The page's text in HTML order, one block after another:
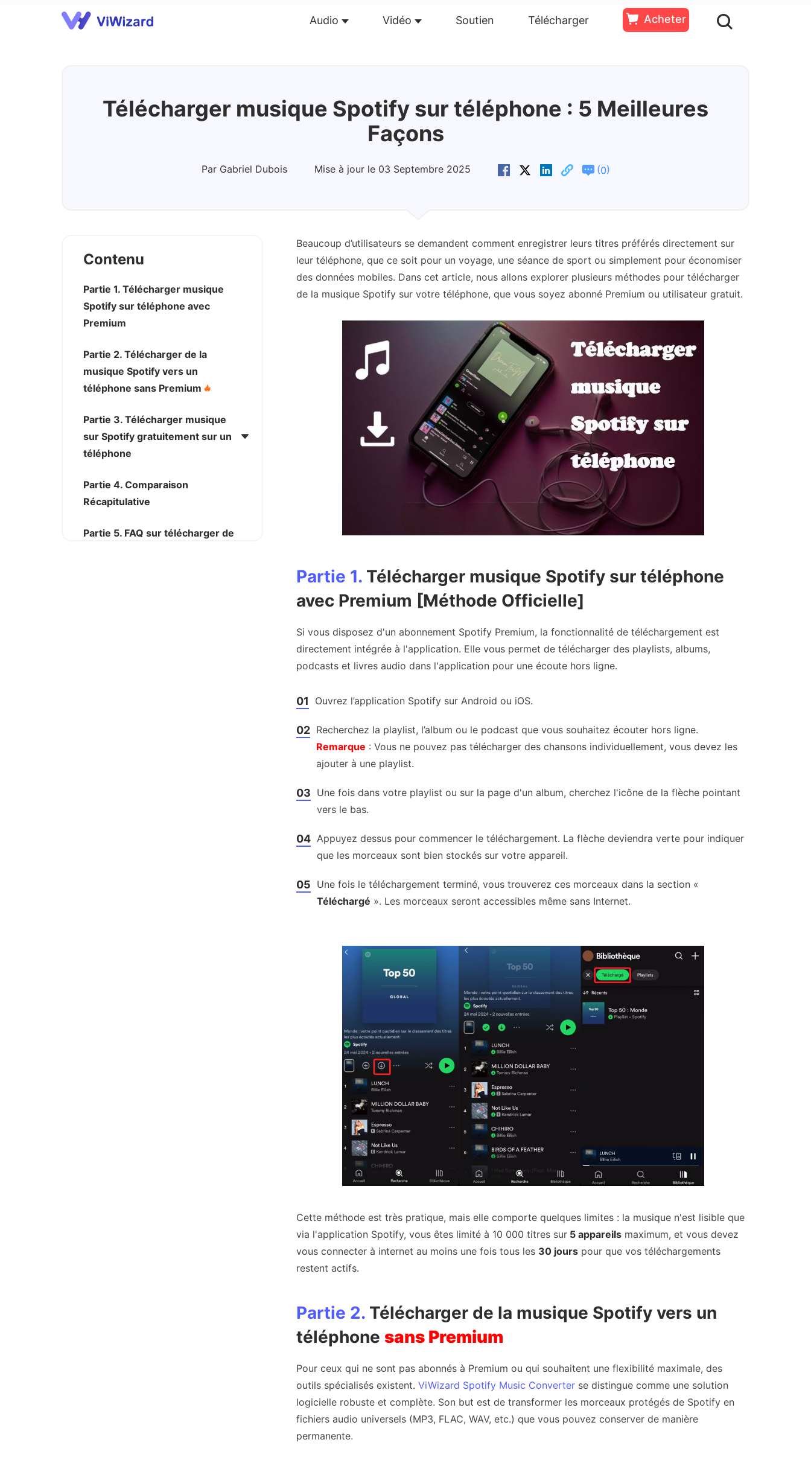
Audio Vidéo Soutien Télécharger Acheter
Essai
Acheter
Télécharger musique Spotify sur téléphone : 5 Meilleures
Façons
Par Gabriel Dubois Mise à jour le 03 Septembre 2025 (0)
Contenu
Partie 1. Télécharger musique
Spotify sur téléphone avec
Premium
Partie 2. Télécharger de la
musique Spotify vers un
téléphone sans Premium
Partie 3. Télécharger musique
sur Spotify gratuitement sur un
téléphone
Partie 4. Comparaison
Récapitulative
Partie 5. FAQ sur télécharger de
Beaucoup d’utilisateurs se demandent comment enregistrer leurs titres préférés directement sur
leur téléphone, que ce soit pour un voyage, une séance de sport ou simplement pour économiser
des données mobiles. Dans cet article, nous allons explorer plusieurs méthodes pour télécharger
de la musique Spotify sur votre téléphone, que vous soyez abonné Premium ou utilisateur gratuit.
Partie 1. Télécharger musique Spotify sur téléphone
avec Premium [Méthode Officielle]
Si vous disposez d'un abonnement Spotify Premium, la fonctionnalité de téléchargement est
directement intégrée à l'application. Elle vous permet de télécharger des playlists, albums,
podcasts et livres audio dans l'application pour une écoute hors ligne.
01 Ouvrez l’application Spotify sur Android ou iOS.
02 Recherchez la playlist, l’album ou le podcast que vous souhaitez écouter hors ligne.
Remarque : Vous ne pouvez pas télécharger des chansons individuellement, vous devez les
ajouter à une playlist.
03 Une fois dans votre playlist ou sur la page d'un album, cherchez l'icône de la flèche pointant
vers le bas.
04 Appuyez dessus pour commencer le téléchargement. La flèche deviendra verte pour indiquer
que les morceaux sont bien stockés sur votre appareil.
05 Une fois le téléchargement terminé, vous trouverez ces morceaux dans la section «
Téléchargé ». Les morceaux seront accessibles même sans Internet.
Cette méthode est très pratique, mais elle comporte quelques limites : la musique n'est lisible que
via l'application Spotify, vous êtes limité à 10 000 titres sur 5 appareils maximum, et vous devez
vous connecter à internet au moins une fois tous les 30 jours pour que vos téléchargements
restent actifs.
Partie 2. Télécharger de la musique Spotify vers un
téléphone sans Premium
Pour ceux qui ne sont pas abonnés à Premium ou qui souhaitent une flexibilité maximale, des
outils spécialisés existent. ViWizard Spotify Music Converter se distingue comme une solution
logicielle robuste et complète. Son but est de transformer les morceaux protégés de Spotify en
fichiers audio universels (MP3, FLAC, WAV, etc.) que vous pouvez conserver de manière
permanente.